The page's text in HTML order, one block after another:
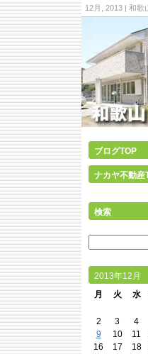
12月, 2013 | 和歌
ブログTOP
ナカヤ不動産
検索
2013年12月
月
火 水
2
3 4
9
10 11
16
17 18